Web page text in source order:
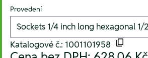
Provedení
Katalogové č.: 1001101958